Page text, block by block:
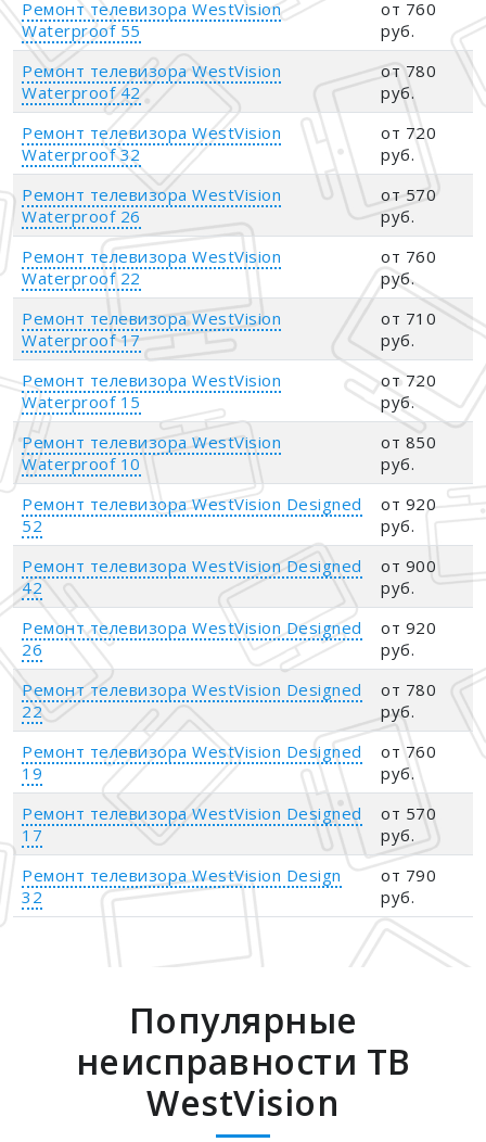
Ремонт телевизора WestVision
Waterproof 55
от 760
руб.
Ремонт телевизора WestVision
Waterproof 42
от 780
руб.
Ремонт телевизора WestVision
Waterproof 32
от 720
руб.
Ремонт телевизора WestVision
Waterproof 26
от 570
руб.
Ремонт телевизора WestVision
Waterproof 22
от 760
руб.
Ремонт телевизора WestVision
Waterproof 17
от 710
руб.
Ремонт телевизора WestVision
Waterproof 15
от 720
руб.
Ремонт телевизора WestVision
Waterproof 10
от 850
руб.
Ремонт телевизора WestVision Designed
52
от 920
руб.
Ремонт телевизора WestVision Designed
42
от 900
руб.
Ремонт телевизора WestVision Designed
26
от 920
руб.
Ремонт телевизора WestVision Designed
22
от 780
руб.
Ремонт телевизора WestVision Designed
19
от 760
руб.
Ремонт телевизора WestVision Designed
17
от 570
руб.
Ремонт телевизора WestVision Design
32
от 790
руб.
Популярные
неисправности ТВ
WestVision